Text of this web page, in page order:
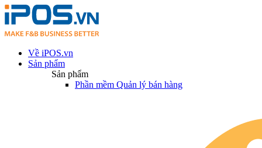
Về iPOS.vn
Sản phẩm
Sản phẩm
Phần mềm Quản lý bán hàng